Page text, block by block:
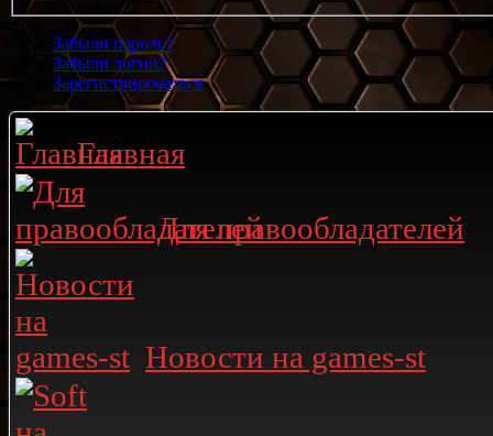
Забыли пароль?
Забыли логин?
Зарегистрироваться
Главная
Для правообладателей
Новости на games-st